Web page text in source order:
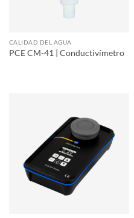
CALIDAD DEL AGUA
PCE CM-41 | Conductivímetro